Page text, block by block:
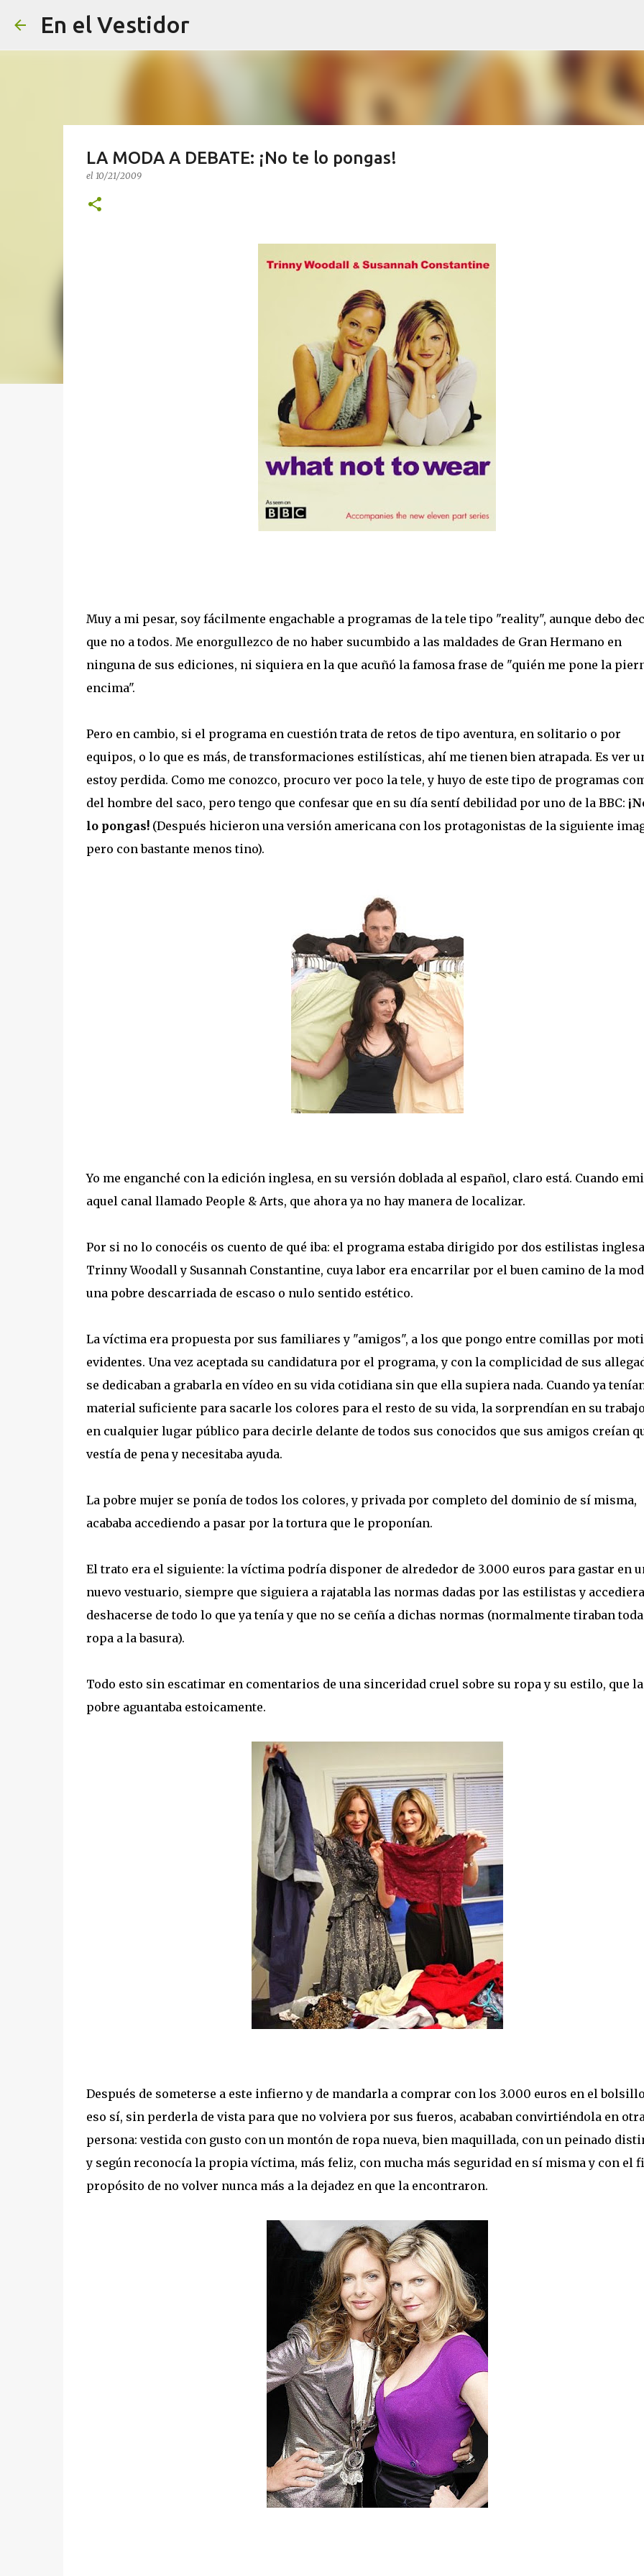
En el Vestidor
LA MODA A DEBATE: ¡No te lo pongas!
el 10/21/2009
Muy a mi pesar, soy fácilmente engachable a programas de la tele tipo "reality", aunque debo
que no a todos. Me enorgullezco de no haber sucumbido a las maldades de Gran Hermano en
ninguna de sus ediciones, ni siquiera en la que acuñó la famosa frase de "quién me pone la
encima".
Pero en cambio, si el programa en cuestión trata de retos de tipo aventura, en solitario o por
equipos, o lo que es más, de transformaciones estilísticas, ahí me tienen bien atrapada. Es ver
estoy perdida. Como me conozco, procuro ver poco la tele, y huyo de este tipo de programas
del hombre del saco, pero tengo que confesar que en su día sentí debilidad por uno de la BBC:
lo pongas!(Después hicieron una versión americana con los protagonistas de la siguiente
pero con bastante menos tino).
Yo me enganché con la edición inglesa, en su versión doblada al español, claro está. Cuando
aquel canal llamado People & Arts, que ahora ya no hay manera de localizar.
Por si no lo conocéis os cuento de qué iba: el programa estaba dirigido por dos estilistas
Trinny Woodall y Susannah Constantine, cuya labor era encarrilar por el buen camino de la
una pobre descarriada de escaso o nulo sentido estético.
La víctima era propuesta por sus familiares y "amigos", a los que pongo entre comillas por
evidentes. Una vez aceptada su candidatura por el programa, y con la complicidad de sus
se dedicaban a grabarla en vídeo en su vida cotidiana sin que ella supiera nada. Cuando ya
material suficiente para sacarle los colores para el resto de su vida, la sorprendían en su
en cualquier lugar público para decirle delante de todos sus conocidos que sus amigos creían
vestía de pena y necesitaba ayuda.
La pobre mujer se ponía de todos los colores, y privada por completo del dominio de sí misma,
acababa accediendo a pasar por la tortura que le proponían.
El trato era el siguiente: la víctima podría disponer de alrededor de 3.000 euros para gastar en
nuevo vestuario, siempre que siguiera a rajatabla las normas dadas por las estilistas y
deshacerse de todo lo que ya tenía y que no se ceñía a dichas normas (normalmente tiraban
ropa a la basura).
Todo esto sin escatimar en comentarios de una sinceridad cruel sobre su ropa y su estilo, que la
pobre aguantaba estoicamente.
Después de someterse a este infierno y de mandarla a comprar con los 3.000 euros en el
eso sí, sin perderla de vista para que no volviera por sus fueros, acababan convirtiéndola en
persona: vestida con gusto con un montón de ropa nueva, bien maquillada, con un peinado
y según reconocía la propia víctima, más feliz, con mucha más seguridad en sí misma y con el
propósito de no volver nunca más a la dejadez en que la encontraron.